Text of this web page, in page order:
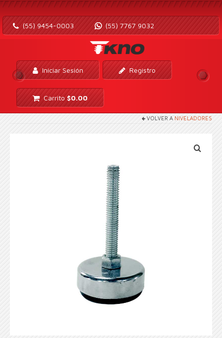
(55) 9454-0003 (55) 7767 9032
Iniciar Sesión Registro
Carrito $0.00
VOLVER A NIVELADORES